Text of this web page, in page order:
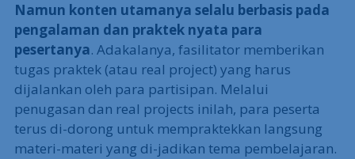
Namun konten utamanya selalu berbasis pada
pengalaman dan praktek nyata para
pesertanya. Adakalanya, fasilitator memberikan
tugas praktek (atau real project) yang harus
dijalankan oleh para partisipan. Melalui
penugasan dan real projects inilah, para peserta
terus di-dorong untuk mempraktekkan langsung
materi-materi yang di-jadikan tema pembelajaran.